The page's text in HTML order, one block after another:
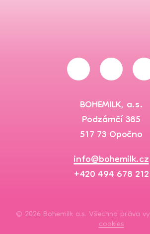
BOHEMILK, a.s.
Podzámčí 385
517 73 Opočno
info@bohemilk.cz
+420 494 678 212
© 2026 Bohemilk a.s. Všechna práva
cookies